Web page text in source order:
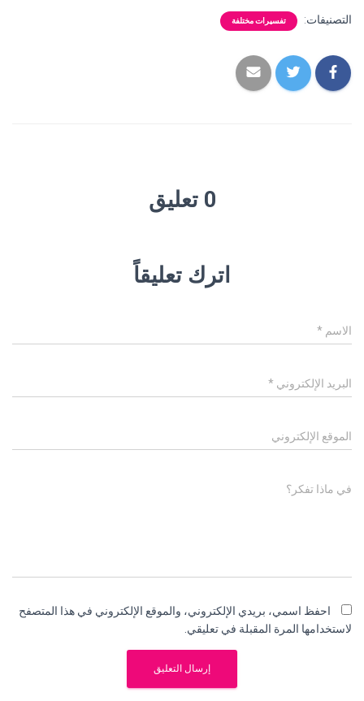
التصنيفات: تفسيرات مختلفة
0 تعليق
اترك تعليقاً
الاسم *
البريد الإلكتروني *
الموقع الإلكتروني
في ماذا تفكر؟
احفظ اسمي، بريدي الإلكتروني، والموقع الإلكتروني في هذا المتصفح
لاستخدامها المرة المقبلة في تعليقي.